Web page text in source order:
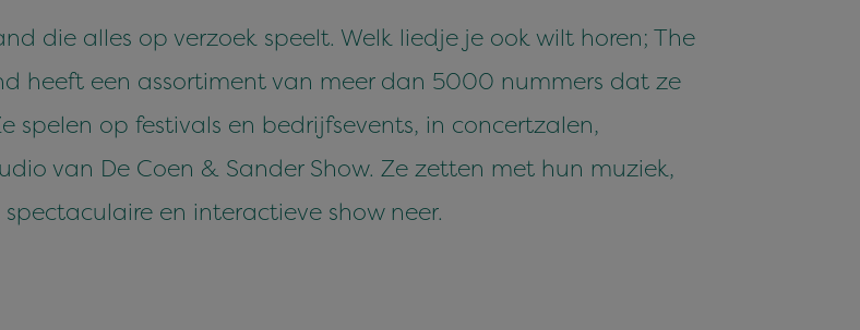
die alles op verzoek speelt. Welk liedje je ook wilt horen; The
heeft een assortiment van meer dan 5000 nummers dat ze
spelen op festivals en bedrijfsevents, in concertzalen,
van De Coen & Sander Show. Ze zetten met hun muziek,
en interactieve show neer.